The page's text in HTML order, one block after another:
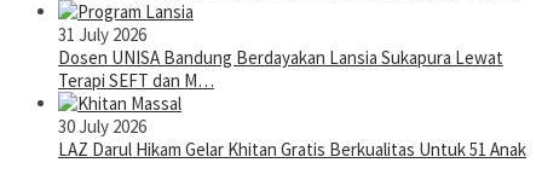
31 July 2026
Dosen UNISA Bandung Berdayakan Lansia Sukapura Lewat
Terapi SEFT dan M…
30 July 2026
LAZ Darul Hikam Gelar Khitan Gratis Berkualitas Untuk 51 Anak